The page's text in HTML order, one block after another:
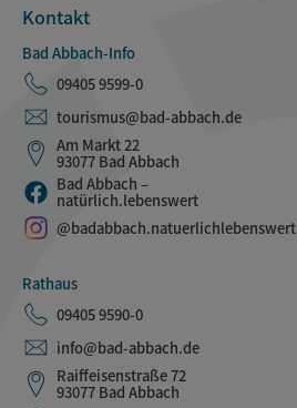
Kontakt
Bad Abbach-Info
09405 9599-0
tourismus@bad-abbach.de
Am Markt 22
93077 Bad Abbach
Bad Abbach –
natürlich.lebenswert
@badabbach.natuerlichlebenswert
Rathaus
09405 9590-0
info@bad-abbach.de
Raiffeisenstraße 72
93077 Bad Abbach